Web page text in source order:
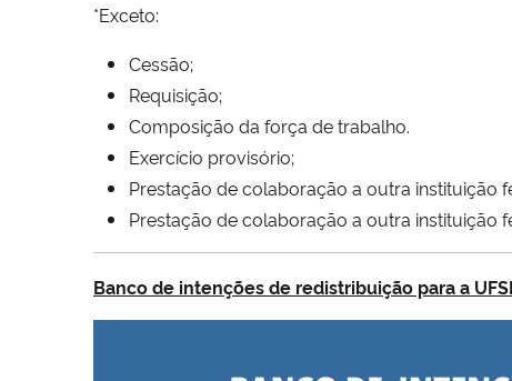
*Exceto:
Cessão;
Requisição;
Composição da força de trabalho.
Exercício provisório;
Prestação de colaboração a outra instituição
Prestação de colaboração a outra instituição
Banco de intenções de redistribuição para a